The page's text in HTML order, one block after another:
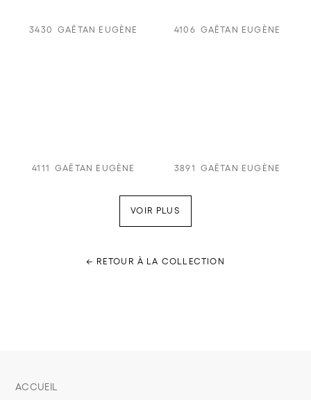
3430 GAËTAN EUGÈNE 4106 GAËTAN EUGÈNE
4111 GAËTAN EUGÈNE 3891 GAËTAN EUGÈNE
VOIR PLUS
← RETOUR À LA COLLECTION
ACCUEIL